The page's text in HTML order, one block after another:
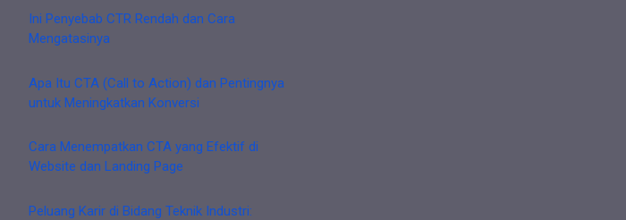
Ini Penyebab CTR Rendah dan Cara
Mengatasinya
Apa Itu CTA (Call to Action) dan Pentingnya
untuk Meningkatkan Konversi
Cara Menempatkan CTA yang Efektif di
Website dan Landing Page
Peluang Karir di Bidang Teknik Industri: